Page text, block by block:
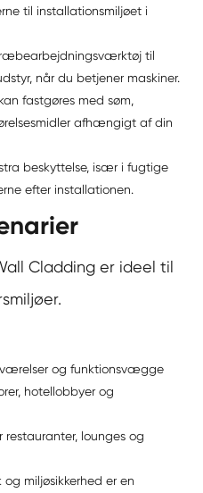
til installationsmiljøet i
til
når du betjener maskiner.
fastgøres med søm,
afhængigt af din
beskyttelse, især i fugtige
efter installationen.
Cladding er ideel til
og funktionsvægge
hotellobbyer og
restauranter, lounges og
miljøsikkerhed er en